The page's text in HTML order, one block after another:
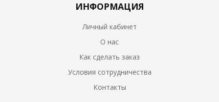
ИНФОРМАЦИЯ
Личный кабинет
О нас
Как сделать заказ
Условия сотрудничества
Контакты